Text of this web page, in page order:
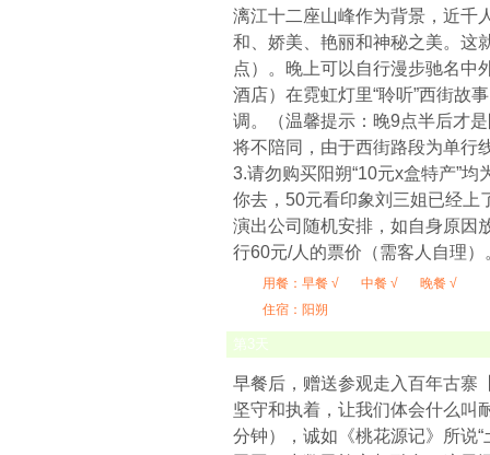
漓江十二座山峰作为背景，近千
和、娇美、艳丽和神秘之美。这
点）。晚上可以自行漫步驰名中
酒店）在霓虹灯里“聆听”西街故
调。（温馨提示：晚9点半后才
将不陪同，由于西街路段为单行
3.请勿购买阳朔“10元x盒特产”
你去，50元看印象刘三姐已经上
演出公司随机安排，如自身原因
行60元/人的票价（需客人自理
用餐： 早餐 √ 中餐 √
晚餐 √
住宿：阳朔
第3天
早餐后，赠送参观走入百年古寨
坚守和执着，让我们体会什么叫
分钟），诚如《桃花源记》所说